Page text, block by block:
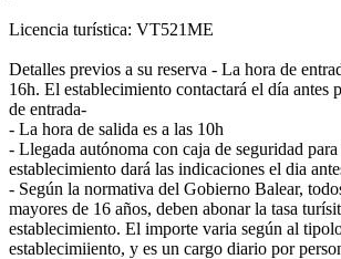
Licencia turística: VT521ME
Detalles previos a su reserva - La hora de
16h. El establecimiento contactará el día antes
de entrada-
- La hora de salida es a las 10h
- Llegada autónoma con caja de seguridad
establecimiento dará las indicaciones el dia
- Según la normativa del Gobierno Balear,
mayores de 16 años, deben abonar la tasa
establecimiento. El importe varia según al
establecimiiento, y es un cargo diario por